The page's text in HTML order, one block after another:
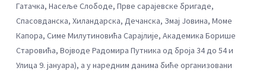
Гатачка, Насеље Слободе, Прве сарајевске бригаде,
Спасовданска, Хиландарска, Дечанска, Змај Јовина, Моме
Капора, Симе Милутиновића Сарајлије, Академика Борише
Старовића, Војводе Радомира Путника од броја 34 до 54 и
Улица 9. јануара), а у наредним данима биће организовани